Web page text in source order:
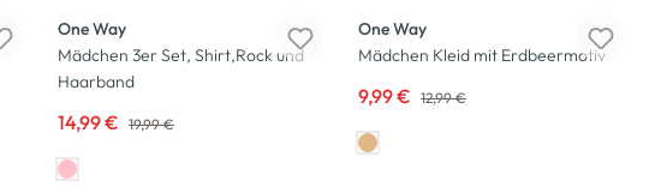
One Way
Mädchen 3er Set, Shirt,Rock und
Haarband
14,99 € 19,99 €
One Way
Mädchen Kleid mit Erdbeermotiv
9,99 € 12,99 €